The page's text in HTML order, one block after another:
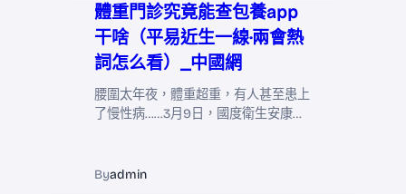
體重門診究竟能查包養app
干啥（平易近生一線·兩會熱
詞怎么看）_中國網
腰圍太年夜，體重超重，有人甚至患上
了慢性病……3月9日，國度衛生安康…
Byadmin